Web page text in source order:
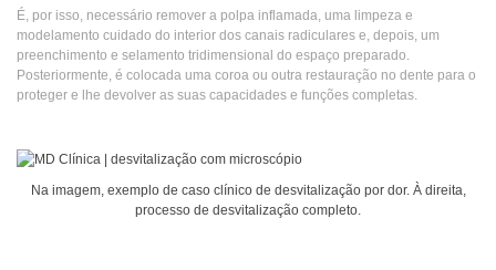
É, por isso, necessário remover a polpa inflamada, uma limpeza e
modelamento cuidado do interior dos canais radiculares e, depois, um
preenchimento e selamento tridimensional do espaço preparado.
Posteriormente, é colocada uma coroa ou outra restauração no dente para o
proteger e lhe devolver as suas capacidades e funções completas.
Na imagem, exemplo de caso clínico de desvitalização por dor. À direita,
processo de desvitalização completo.